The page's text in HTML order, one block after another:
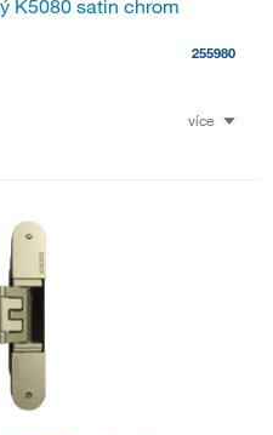
K5080 satin chrom
255980
více